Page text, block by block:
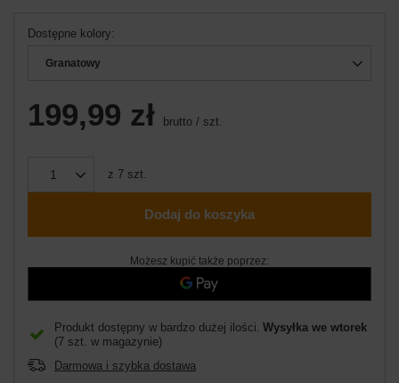
Dostępne kolory
Granatowy
199,99 zł brutto / szt.
z 7 szt.
Dodaj do koszyka
Możesz kupić także poprzez:
Produkt dostępny w bardzo dużej ilości Wysyłka we wtorek
(7 szt. w magazynie)
Darmowa i szybka dostawa